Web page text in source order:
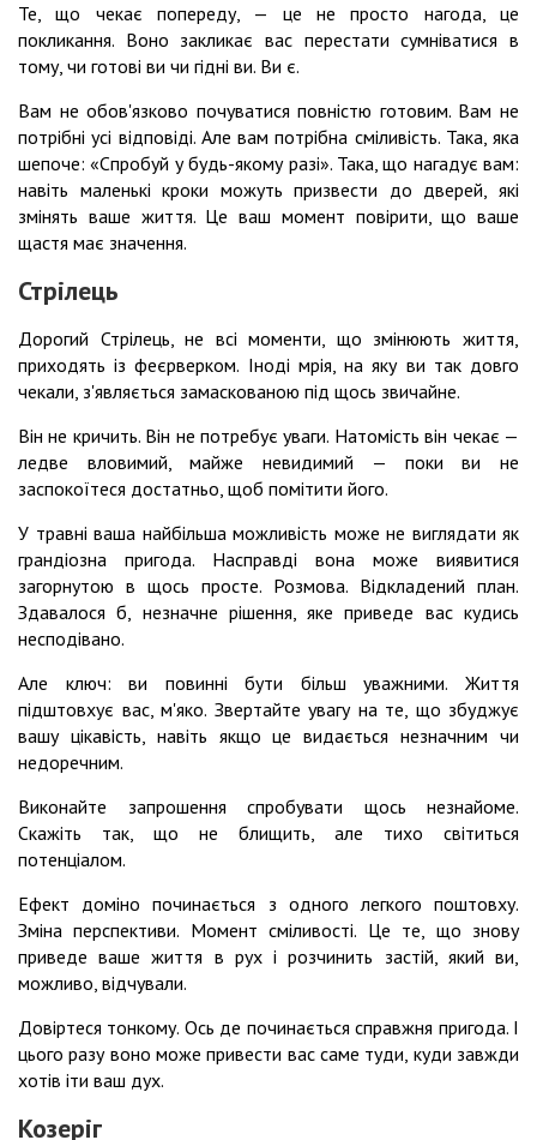
Те, що чекає попереду, — це не просто нагода, це
покликання. Воно закликає вас перестати сумніватися в
тому, чи готові ви чи гідні ви. Ви є.
Вам не обов'язково почуватися повністю готовим. Вам не
потрібні усі відповіді. Але вам потрібна сміливість. Така, яка
шепоче: «Спробуй у будь-якому разі». Така, що нагадує вам:
навіть маленькі кроки можуть призвести до дверей, які
змінять ваше життя. Це ваш момент повірити, що ваше
щастя має значення.
Стрілець
Дорогий Стрілець, не всі моменти, що змінюють життя,
приходять із феєрверком. Іноді мрія, на яку ви так довго
чекали, з'являється замаскованою під щось звичайне.
Він не кричить. Він не потребує уваги. Натомість він чекає —
ледве вловимий, майже невидимий — поки ви не
заспокоїтеся достатньо, щоб помітити його.
У травні ваша найбільша можливість може не виглядати як
грандіозна пригода. Насправді вона може виявитися
загорнутою в щось просте. Розмова. Відкладений план.
Здавалося б, незначне рішення, яке приведе вас кудись
несподівано.
Але ключ: ви повинні бути більш уважними. Життя
підштовхує вас, м'яко. Звертайте увагу на те, що збуджує
вашу цікавість, навіть якщо це видається незначним чи
недоречним.
Виконайте запрошення спробувати щось незнайоме.
Скажіть так, що не блищить, але тихо світиться
потенціалом.
Ефект доміно починається з одного легкого поштовху.
Зміна перспективи. Момент сміливості. Це те, що знову
приведе ваше життя в рух і розчинить застій, який ви,
можливо, відчували.
Довіртеся тонкому. Ось де починається справжня пригода. І
цього разу воно може привести вас саме туди, куди завжди
хотів іти ваш дух.
Козеріг